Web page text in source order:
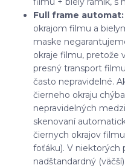
Full frame automat:
okrajom filmu a
maske
okraje filmu, pretože
presný transport
často nepravidelné.
čierneho okraju
nepravidelných
skenovaní
čiernych okrajov
foťáku). V niektorých
nadštandardný